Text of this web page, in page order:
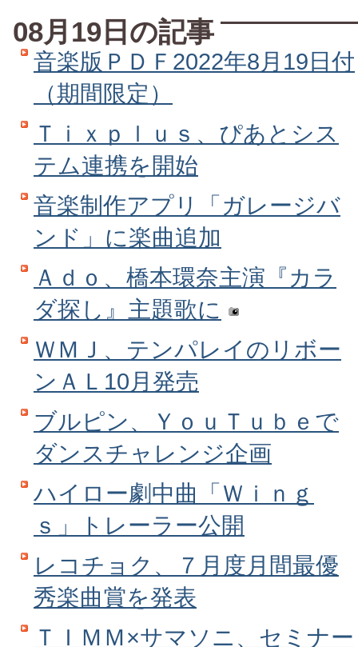
08月19日の記事
音楽版ＰＤＦ2022年8月19日付
（期間限定）
Ｔｉｘｐｌｕｓ、ぴあとシス
テム連携を開始
音楽制作アプリ「ガレージバ
ンド」に楽曲追加
Ａｄｏ、橋本環奈主演『カラ
ダ探し』主題歌に
ＷＭＪ、テンパレイのリボー
ンＡＬ10月発売
ブルピン、ＹｏｕＴｕｂｅで
ダンスチャレンジ企画
ハイロー劇中曲「Ｗｉｎｇ
ｓ」トレーラー公開
レコチョク、７月度月間最優
秀楽曲賞を発表
ＴＩＭＭ×サマソニ、セミナー